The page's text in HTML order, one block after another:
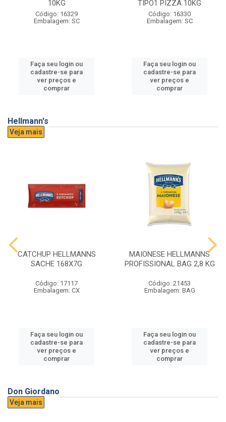
10KG
Código: 16329
Embalagem: SC
Faça seu login ou
cadastre-se para
ver preços e
comprar
TIPO1 PIZZA 10KG
Código: 16330
Embalagem: SC
Faça seu login ou
cadastre-se para
ver preços e
comprar
Hellmann's
Veja mais
CATCHUP HELLMANNS
SACHE 168X7G
Código: 17117
Embalagem: CX
Faça seu login ou
cadastre-se para
ver preços e
comprar
MAIONESE HELLMANNS
PROFISSIONAL BAG 2,8 KG
Código: 21453
Embalagem: BAG
Faça seu login ou
cadastre-se para
ver preços e
comprar
Don Giordano
Veja mais